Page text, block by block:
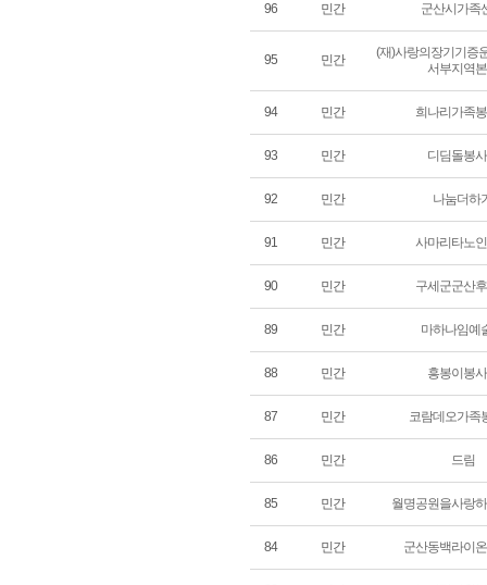
96 민간 군산시가족
95 민간
(재)사랑의장기기증
서부지역
94 민간 희나리가족
93 민간 디딤돌봉
92 민간 나눔더하
91 민간 사마리타노
90 민간 구세군군산
89 민간 마하나임예
88 민간 흥봉이봉
87 민간 코람데오가족
86 민간 드림
85 민간 월명공원을사랑
84 민간 군산동백라이